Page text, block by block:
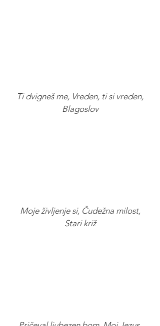
Ti dvigneš me, Vreden, ti si vreden,
Blagoslov
Moje življenje si, Čudežna milost,
Stari križ